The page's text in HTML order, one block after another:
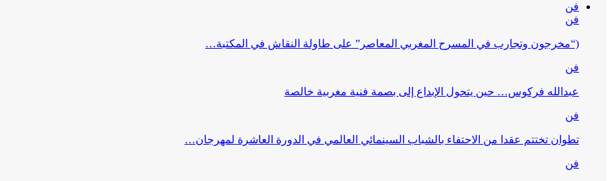
فن
فن
(“مخرجون وتجارب في المسرح المغربي المعاصر” على طاولة النقاش في المكتبة…
فن
عبدالله فركوس… حين يتحول الإبداع إلى بصمة فنية مغربية خالصة
فن
تطوان تختتم عقدا من الاحتفاء بالشباب السينمائي العالمي في الدورة العاشرة لمهرجان…
فن